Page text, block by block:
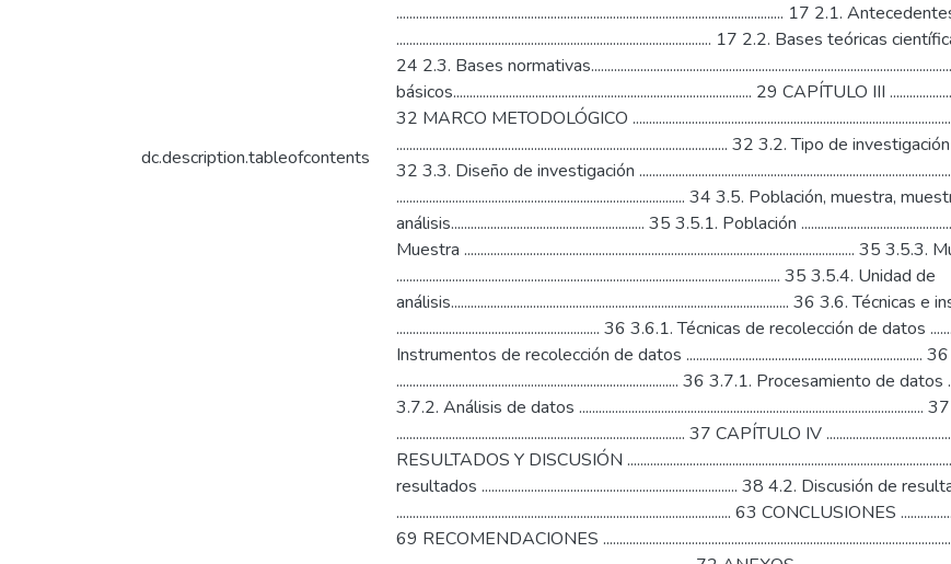
dc.description.tableofcontents
...................................................................................................................... 17 2.1.
................................................................................................ 17 2.2. Bases teóricas científicas
24 2.3. Bases
básicos........................................................................................... 29 CAPÍTULO III
32 MARCO METODOLÓGICO
..................................................................................................... 32 3.2. Tipo de investigación
32 3.3. Diseño de investigación
........................................................................................ 34 3.5. Población, muestra,
análisis........................................................... 35 3.5.1. Población
Muestra ....................................................................................................................... 35
..................................................................................................................... 35 3.5.4. Unidad de
análisis....................................................................................................... 36 3.6.
.............................................................. 36 3.6.1. Técnicas de recolección de datos
Instrumentos de recolección de datos
...................................................................................... 36 3.7.1. Procesamiento de datos
3.7.2. Análisis de datos
........................................................................................ 37 CAPÍTULO IV
RESULTADOS Y DISCUSIÓN
resultados .............................................................................. 38 4.2. Discusión de
...................................................................................................... 63 CONCLUSIONES
69 RECOMENDACIONES